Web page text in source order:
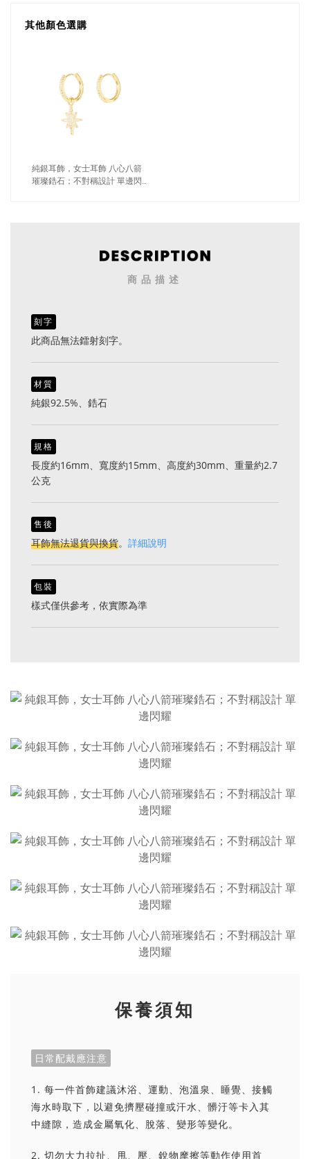
其他顏色選購
純銀耳飾，女士耳飾 八心八箭
璀璨鋯石；不對稱設計 單邊閃
商品描述
刻字
此商品無法鐳射刻字。
材質
純銀92.5%、鋯石
規格
長度約16mm、寬度約15mm、高度約30mm、重量約2.7
公克
售後
耳飾無法退貨與換貨。 詳細說明
包裝
樣式僅供參考，依實際為準
保養須知
日常配戴應注意
1. 每一件首飾建議沐浴、運動、泡溫泉、睡覺、接觸
海水時取下，以避免擠壓碰撞或汗水、髒汙等卡入其
中縫隙，造成金屬氧化、脫落、變形等變化。
2. 切勿大力拉扯、甩、壓、銳物摩擦等動作使用首